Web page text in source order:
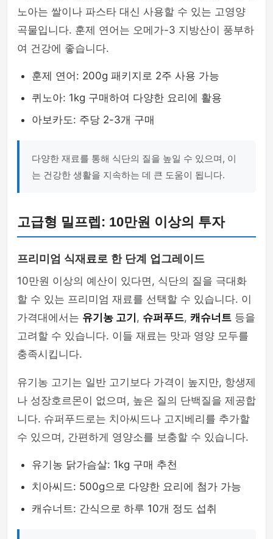
노아는 쌀이나 파스타 대신 사용할 수 있는 고영양
곡물입니다. 훈제 연어는 오메가-3 지방산이 풍부하
여 건강에 좋습니다.
훈제 연어: 200g 패키지로 2주 사용 가능
퀴노아: 1kg 구매하여 다양한 요리에 활용
아보카도: 주당 2-3개 구매
다양한 재료를 통해 식단의 질을 높일 수 있으며, 이
는 건강한 생활을 지속하는 데 큰 도움이 됩니다.
고급형 밀프렙: 10만원 이상의 투자
프리미엄 식재료로 한 단계 업그레이드
10만원 이상의 예산이 있다면, 식단의 질을 극대화
할 수 있는 프리미엄 재료를 선택할 수 있습니다. 이
가격대에서는 유기농 고기 , 슈퍼푸드, 캐슈너트 등을
고려할 수 있습니다. 이들 재료는 맛과 영양 모두를
충족시킵니다.
유기농 고기는 일반 고기보다 가격이 높지만, 항생제
나 성장호르몬이 없으며, 높은 질의 단백질을 제공합
니다. 슈퍼푸드로는 치아씨드나 고지베리를 추가할
수 있으며, 간편하게 영양소를 보충할 수 있습니다.
유기농 닭가슴살: 1kg 구매 추천
치아씨드: 500g으로 다양한 요리에 첨가 가능
캐슈너트: 간식으로 하루 10개 정도 섭취